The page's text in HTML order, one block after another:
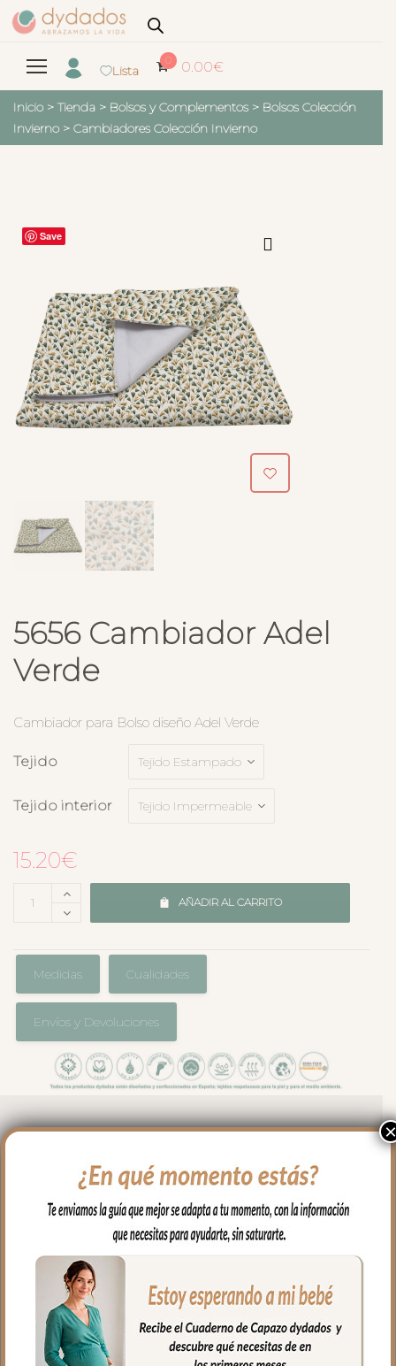
Lista
0 0.00€
Inicio > Tienda > Bolsos y Complementos > Bolsos Colección
Invierno > Cambiadores Colección Invierno
Save
5656 Cambiador Adel
Verde
Cambiador para Bolso diseño Adel Verde
Tejido
Tejido interior
15.20€
AÑADIR AL CARRITO
Medidas Cualidades
Envíos y Devoluciones
El complemento perfecto para llevar en
bebé. Cambiador en tejido estampado
muy resistente e impermeable.
En el interior tejido blanco e impermeable
para los posibles escapes del bebé.
Muy fácil de limpiar por ambos lados,
puedes limpiar con paño húmedo y
cuando necesites puedes lavar en
lavadora, siempre agua fría, jabones no
×